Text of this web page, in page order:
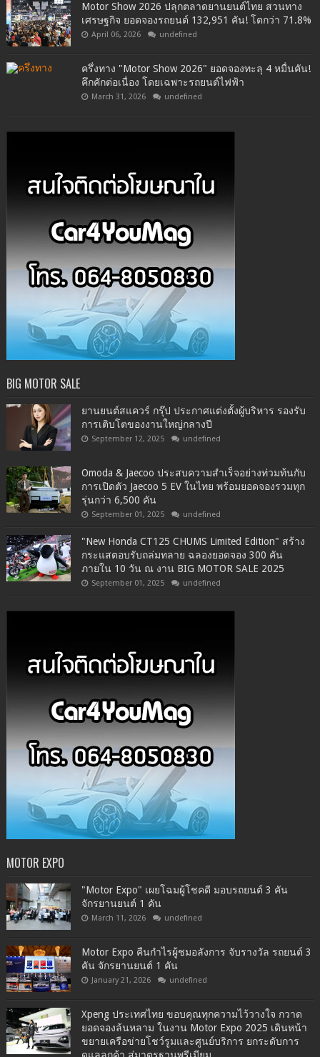
Motor Show 2026 ปลุกตลาดยานยนต์ไทย สวนทาง
เศรษฐกิจ ยอดจองรถยนต์ 132,951 คัน! โตกว่า 71.8%
April 06, 2026 undefined
ครึ่งทาง "Motor Show 2026" ยอดจองทะลุ 4 หมื่นคัน!
คึกคักต่อเนื่อง โดยเฉพาะรถยนต์ไฟฟ้า
March 31, 2026 undefined
BIG MOTOR SALE
ยานยนต์สแควร์ กรุ๊ป ประกาศแต่งตั้งผู้บริหาร รองรับ
การเติบโตของงานใหญ่กลางปี
September 12, 2025 undefined
Omoda & Jaecoo ประสบความสำเร็จอย่างท่วมท้นกับ
การเปิดตัว Jaecoo 5 EV ในไทย พร้อมยอดจองรวมทุก
รุ่นกว่า 6,500 คัน
September 01, 2025 undefined
"New Honda CT125 CHUMS Limited Edition" สร้าง
กระแสตอบรับถล่มทลาย ฉลองยอดจอง 300 คัน
ภายใน 10 วัน ณ งาน BIG MOTOR SALE 2025
September 01, 2025 undefined
MOTOR EXPO
"Motor Expo" เผยโฉมผู้โชคดี มอบรถยนต์ 3 คัน
จักรยานยนต์ 1 คัน
March 11, 2026 undefined
Motor Expo คืนกำไรผู้ชมอลังการ จับรางวัล รถยนต์ 3
คัน จักรยานยนต์ 1 คัน
January 21, 2026 undefined
Xpeng ประเทศไทย ขอบคุณทุกความไว้วางใจ กวาด
ยอดจองล้นหลาม ในงาน Motor Expo 2025 เดินหน้า
ขยายเครือข่ายโชว์รูมและศูนย์บริการ ยกระดับการ